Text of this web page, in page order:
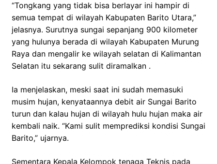
“Tongkang yang tidak bisa berlayar ini hampir di
semua tempat di wilayah Kabupaten Barito Utara,”
jelasnya. Surutnya sungai sepanjang 900 kilometer
yang hulunya berada di wilayah Kabupaten Murung
Raya dan mengalir ke wilayah selatan di Kalimantan
Selatan itu sekarang sulit diramalkan .
Ia menjelaskan, meski saat ini sudah memasuki
musim hujan, kenyataannya debit air Sungai Barito
turun dan kalau hujan di wilayah hulu hujan maka air
kembali naik. “Kami sulit memprediksi kondisi Sungai
Barito,” ujarnya.
Sementara Kepala Kelompok tenaga Teknis pada